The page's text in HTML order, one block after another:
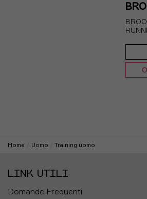
Home Uomo Training uomo
LINK UTILI
Domande Frequenti